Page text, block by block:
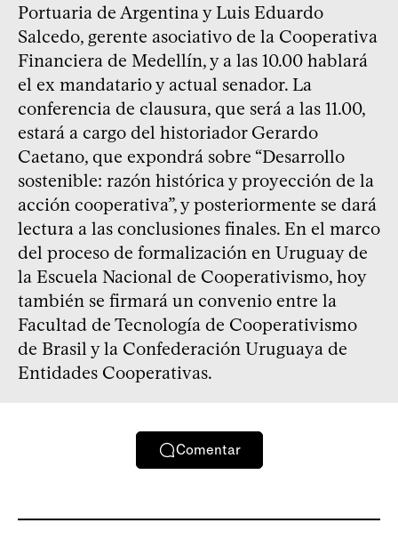
Portuaria de Argentina y Luis Eduardo
Salcedo, gerente asociativo de la Cooperativa
Financiera de Medellín, y a las 10.00 hablará
el ex mandatario y actual senador. La
conferencia de clausura, que será a las 11.00,
estará a cargo del historiador Gerardo
Caetano, que expondrá sobre “Desarrollo
sostenible: razón histórica y proyección de la
acción cooperativa”, y posteriormente se dará
lectura a las conclusiones finales. En el marco
del proceso de formalización en Uruguay de
la Escuela Nacional de Cooperativismo, hoy
también se firmará un convenio entre la
Facultad de Tecnología de Cooperativismo
de Brasil y la Confederación Uruguaya de
Entidades Cooperativas.
Comentar